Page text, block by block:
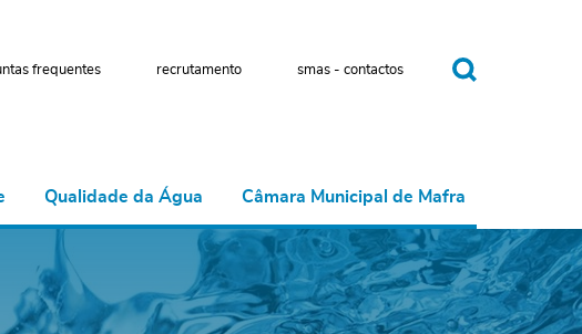
frequentes recrutamento smas - contactos
Qualidade da Água Câmara Municipal de Mafra